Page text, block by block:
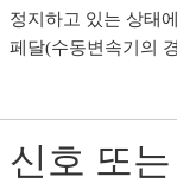
정지하고 있는 상태
페달(수동변속기의
신호 또